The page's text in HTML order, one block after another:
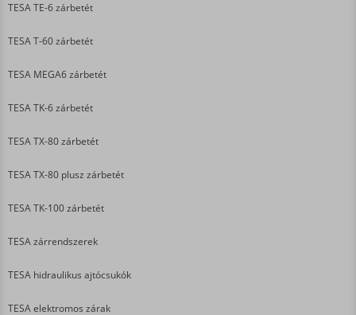
TESA TE-6 zárbetét
TESA T-60 zárbetét
TESA MEGA6 zárbetét
TESA TK-6 zárbetét
TESA TX-80 zárbetét
TESA TX-80 plusz zárbetét
TESA TK-100 zárbetét
TESA zárrendszerek
TESA hidraulikus ajtócsukók
TESA elektromos zárak